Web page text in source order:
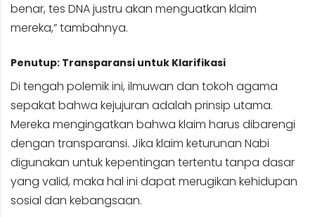
benar, tes DNA justru akan menguatkan klaim
mereka,” tambahnya.
Penutup: Transparansi untuk Klarifikasi
Di tengah polemik ini, ilmuwan dan tokoh agama
sepakat bahwa kejujuran adalah prinsip utama.
Mereka mengingatkan bahwa klaim harus dibarengi
dengan transparansi. Jika klaim keturunan Nabi
digunakan untuk kepentingan tertentu tanpa dasar
yang valid, maka hal ini dapat merugikan kehidupan
sosial dan kebangsaan.